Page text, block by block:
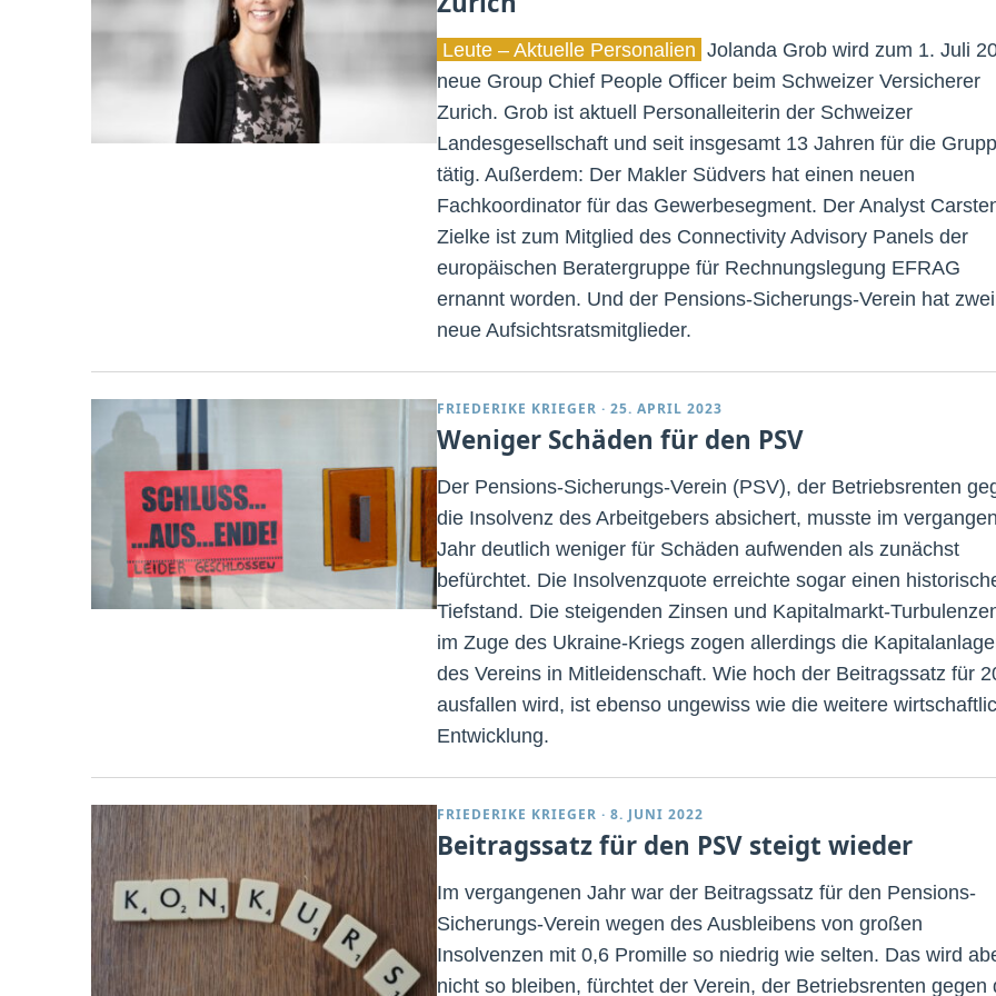
Leute – Aktuelle Personalien Jolanda Grob wird zum 1. Juli
neue Group Chief People Officer beim Schweizer Versicherer
Zurich. Grob ist aktuell Personalleiterin der Schweizer
Landesgesellschaft und seit insgesamt 13 Jahren für die
tätig. Außerdem: Der Makler Südvers hat einen neuen
Fachkoordinator für das Gewerbesegment. Der Analyst
Zielke ist zum Mitglied des Connectivity Advisory Panels der
europäischen Beratergruppe für Rechnungslegung EFRAG
ernannt worden. Und der Pensions-Sicherungs-Verein hat zwei
neue Aufsichtsratsmitglieder.
FRIEDERIKE KRIEGER · 25. APRIL 2023
Weniger Schäden für den PSV
Der Pensions-Sicherungs-Verein (PSV), der Betriebsrenten
die Insolvenz des Arbeitgebers absichert, musste im
Jahr deutlich weniger für Schäden aufwenden als zunächst
befürchtet. Die Insolvenzquote erreichte sogar einen
Tiefstand. Die steigenden Zinsen und Kapitalmarkt-
im Zuge des Ukraine-Kriegs zogen allerdings die
des Vereins in Mitleidenschaft. Wie hoch der Beitragssatz für
ausfallen wird, ist ebenso ungewiss wie die weitere
Entwicklung.
FRIEDERIKE KRIEGER · 8. JUNI 2022
Beitragssatz für den PSV steigt wieder
Im vergangenen Jahr war der Beitragssatz für den Pensions-
Sicherungs-Verein wegen des Ausbleibens von großen
Insolvenzen mit 0,6 Promille so niedrig wie selten. Das wird
nicht so bleiben, fürchtet der Verein, der Betriebsrenten gegen